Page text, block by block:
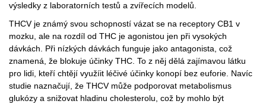
výsledky z laboratorních testů a zvířecích modelů.
THCV je známý svou schopností vázat se na receptory CB1 v
mozku, ale na rozdíl od THC je agonistou jen při vysokých
dávkách. Při nízkých dávkách funguje jako antagonista, což
znamená, že blokuje účinky THC. To z něj dělá zajímavou látku
pro lidi, kteří chtějí využíit léčivé účinky konopí bez euforie. Navíc
studie naznačují, že THCV může podporovat metabolismus
glukózy a snižovat hladinu cholesterolu, což by mohlo být